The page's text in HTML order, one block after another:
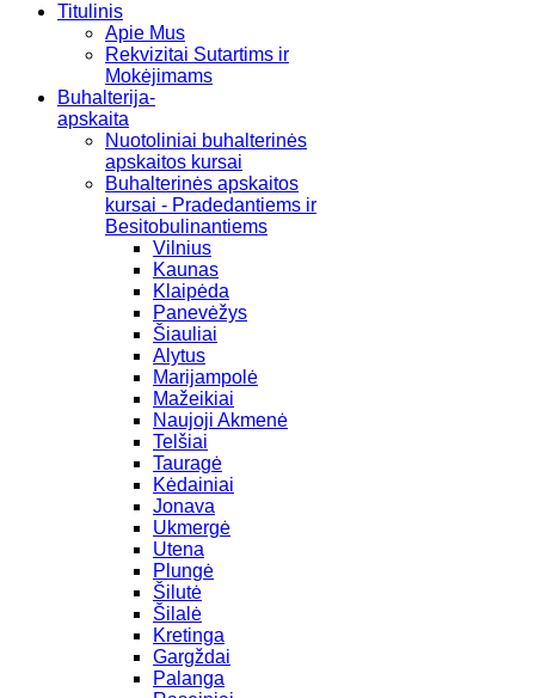
Titulinis
Apie Mus
Rekvizitai Sutartims ir
Mokėjimams
Buhalterija-
apskaita
Nuotoliniai buhalterinės
apskaitos kursai
Buhalterinės apskaitos
kursai - Pradedantiems ir
Besitobulinantiems
Vilnius
Kaunas
Klaipėda
Panevėžys
Šiauliai
Alytus
Marijampolė
Mažeikiai
Naujoji Akmenė
Telšiai
Tauragė
Kėdainiai
Jonava
Ukmergė
Utena
Plungė
Šilutė
Šilalė
Kretinga
Gargždai
Palanga